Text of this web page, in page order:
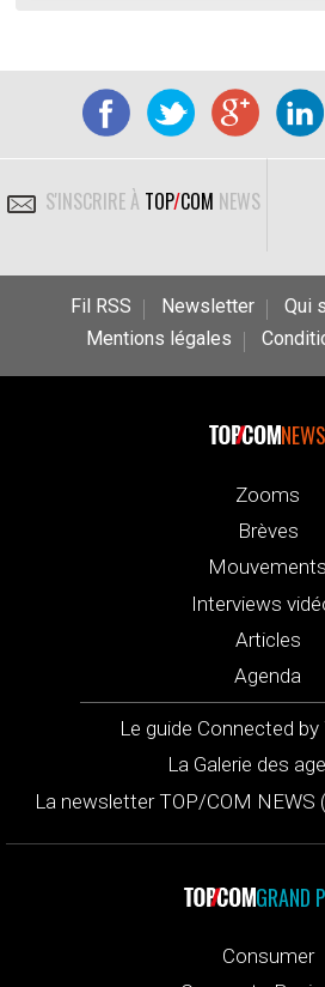
S'INSCRIRE À TOP/COM NEWS
Fil RSS Newsletter
Qui
Mentions légales
NEWS
Zooms
Brèves
Mouvements
Interviews
Articles
Agenda
Le guide Connected
La Galerie des
La newsletter TOP/COM NEWS
GRAND
Consumer